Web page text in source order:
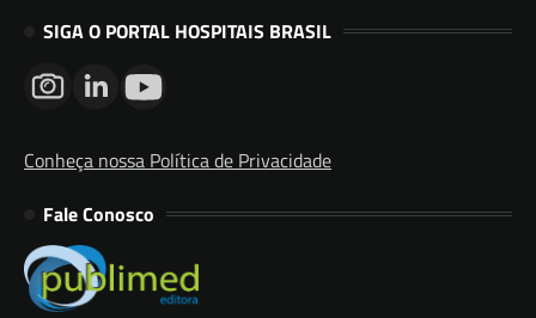
SIGA O PORTAL HOSPITAIS BRASIL
Conheça nossa Política de Privacidade
Fale Conosco